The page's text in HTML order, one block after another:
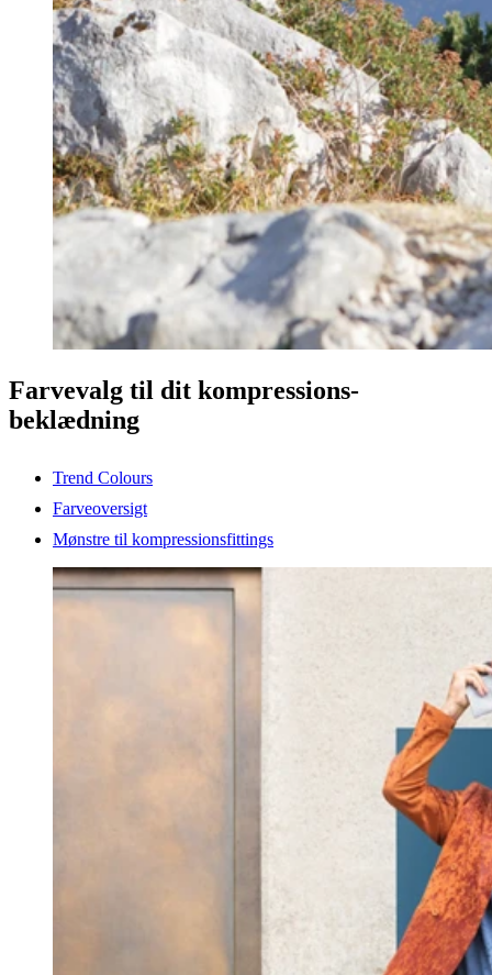
Farvevalg til dit kompressions-
beklædning
Trend Colours
Farveoversigt
Mønstre til kompressionsfittings